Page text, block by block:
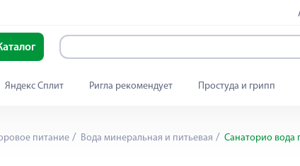
Яндекс Сплит Ригла рекомендует Простуда и грипп
питание Вода минеральная и питьевая Санаторио вода